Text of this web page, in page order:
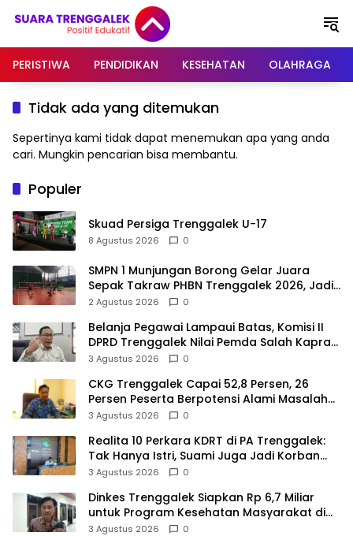
PERISTIWA
PENDIDIKAN KESEHATAN OLAHRAGA
Tidak ada yang ditemukan
Sepertinya kami tidak dapat menemukan apa yang anda
cari. Mungkin pencarian bisa membantu.
Populer
Skuad Persiga Trenggalek U-17
8 Agustus 2026 0
SMPN 1 Munjungan Borong Gelar Juara
Sepak Takraw PHBN Trenggalek 2026, Jadi
Modal Menuju POPDA Jatim
2 Agustus 2026 0
Belanja Pegawai Lampaui Batas, Komisi II
DPRD Trenggalek Nilai Pemda Salah Kaprah
dalam Perencanaan
3 Agustus 2026 0
CKG Trenggalek Capai 52,8 Persen, 26
Persen Peserta Berpotensi Alami Masalah
Kejiwaan
3 Agustus 2026 0
Realita 10 Perkara KDRT di PA Trenggalek:
Tak Hanya Istri, Suami Juga Jadi Korban
Kekerasan
3 Agustus 2026 0
Dinkes Trenggalek Siapkan Rp 6,7 Miliar
untuk Program Kesehatan Masyarakat di
2027
3 Agustus 2026 0